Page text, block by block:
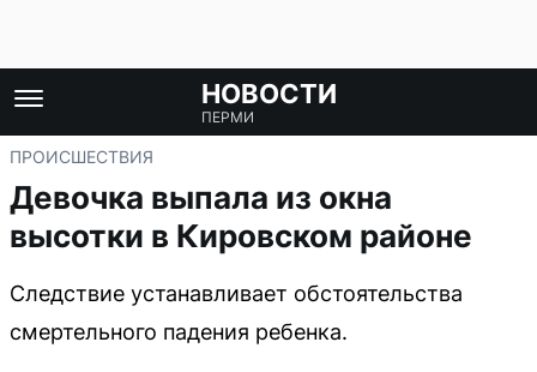
НОВОСТИ
ПЕРМИ
ПРОИСШЕСТВИЯ
Девочка выпала из окна
высотки в Кировском районе
Следствие устанавливает обстоятельства
смертельного падения ребенка.